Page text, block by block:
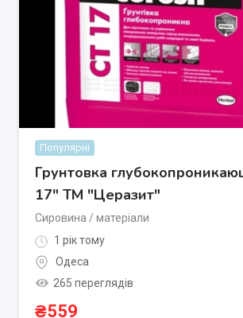
Популярні
Грунтовка
17" ТМ "Церазит"
Сировина / матеріали
1 рік тому
Одеса
265 переглядів
₴559